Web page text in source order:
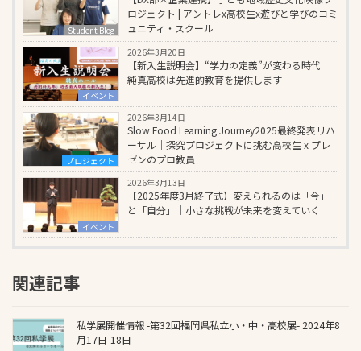
Student Blog
ロジェクト | アントレx高校生x遊びと学びのコミ
ュニティ・スクール
イベント
2026年3月20日
【新入生説明会】“学力の定義”が変わる時代｜
純真高校は先進的教育を提供します
プロジェクト
2026年3月14日
Slow Food Learning Journey2025最終発表リハ
ーサル｜探究プロジェクトに挑む高校生 x プレ
ゼンのプロ教員
イベント
2026年3月13日
【2025年度3月終了式】変えられるのは「今」
と「自分」｜小さな挑戦が未来を変えていく
関連記事
私学展開催情報 -第32回福岡県私立小・中・高校展- 2024年8
月17日-18日